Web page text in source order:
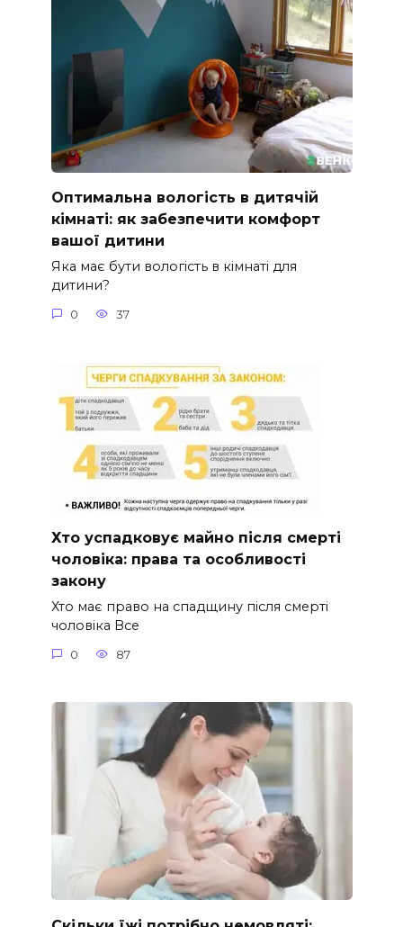
Оптимальна вологість в дитячій
кімнаті: як забезпечити комфорт
вашої дитини
Яка має бути вологість в кімнаті для
дитини?
0 37
Хто успадковує майно після смерті
чоловіка: права та особливості
закону
Хто має право на спадщину після смерті
чоловіка Все
0 87